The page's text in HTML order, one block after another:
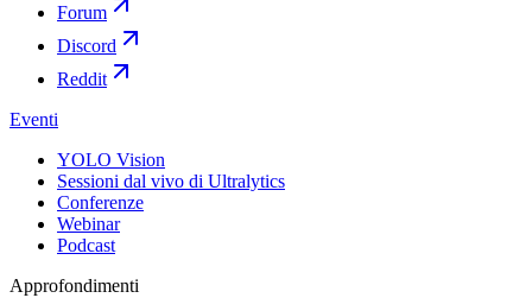
Forum
Discord
Reddit
Eventi
YOLO Vision
Sessioni dal vivo di Ultralytics
Conferenze
Webinar
Podcast
Approfondimenti